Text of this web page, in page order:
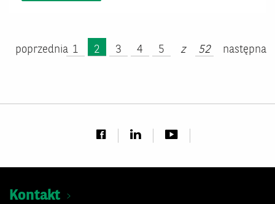
poprzednia 1 2 3 4 5 z 52 następna
Kontakt